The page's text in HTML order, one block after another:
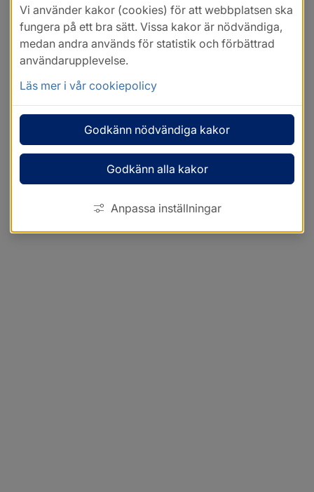
Vi använder kakor (cookies) för att webbplatsen ska
fungera på ett bra sätt. Vissa kakor är nödvändiga,
medan andra används för statistik och förbättrad
användarupplevelse.
Läs mer i vår cookiepolicy
Godkänn nödvändiga kakor
Godkänn alla kakor
Anpassa inställningar